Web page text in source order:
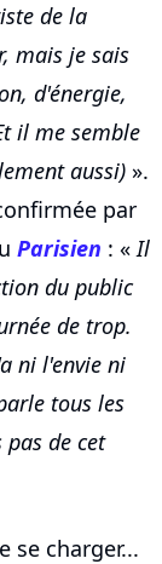
de la
mais je sais
d'énergie,
il me semble
aussi) ».
par
Parisien : «Il
du public
de trop.
ni l'envie ni
tous les
de cet
se charger...